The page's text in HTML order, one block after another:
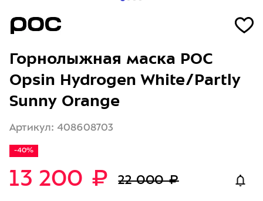
Горнолыжная маска POC
Opsin Hydrogen White/Partly
Sunny Orange
Артикул: 408608703
-40%
13 200 ₽ 22 000 ₽